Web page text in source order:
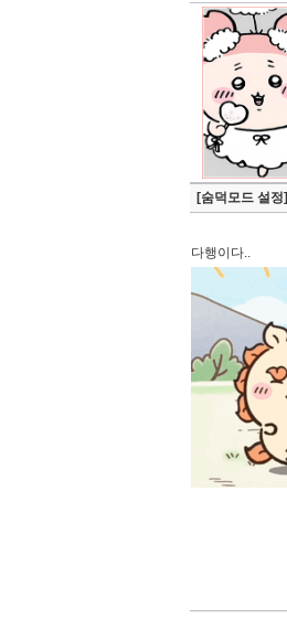
[숨덕모드 설정]
다행이다..